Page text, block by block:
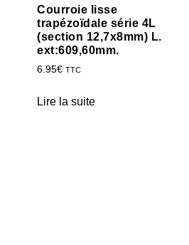
Courroie lisse
trapézoïdale série 4L
(section 12,7x8mm) L.
ext:609,60mm.
6.95€ TTC
Lire la suite